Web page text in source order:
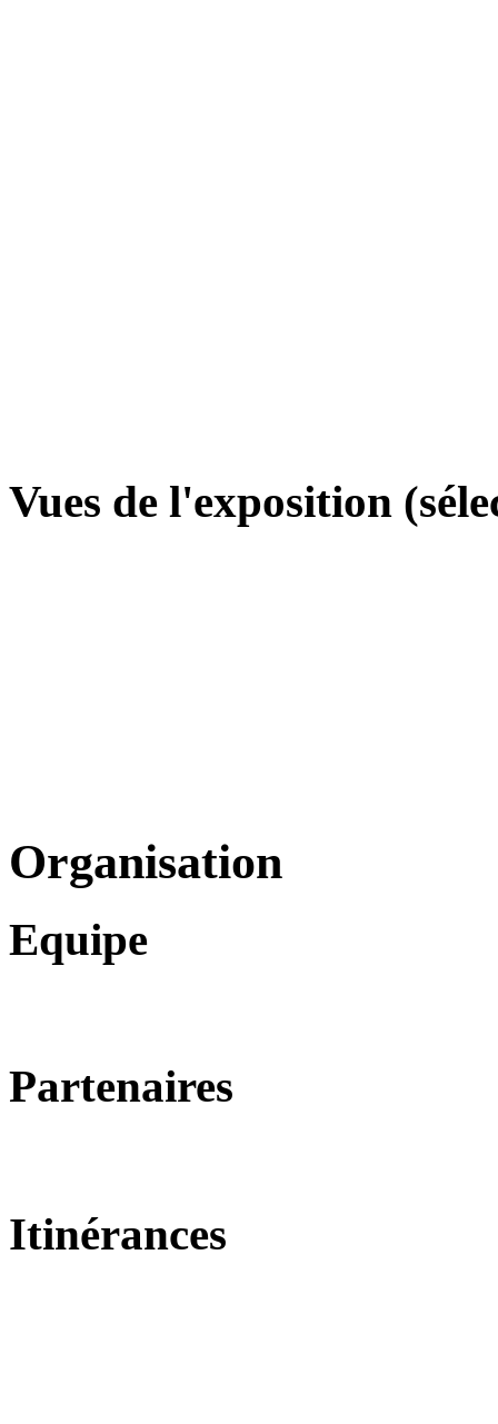
Vues de l'exposition
Organisation
Equipe
Partenaires
Itinérances